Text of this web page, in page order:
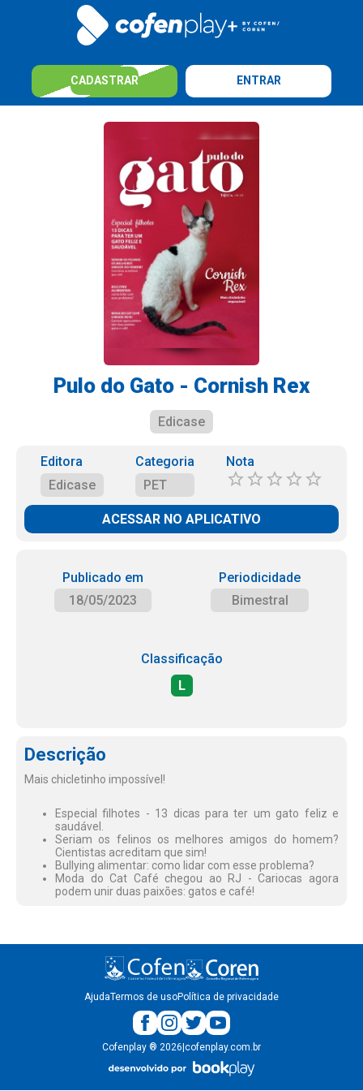
CADASTRAR ENTRAR
Pulo do Gato - Cornish Rex
Edicase
Editora
Edicase
Categoria
PET
Nota
ACESSAR NO APLICATIVO
Publicado em
18/05/2023
Periodicidade
Bimestral
Classificação
L
Descrição
Mais chicletinho impossível!
Especial filhotes - 13 dicas para ter um gato feliz e
saudável.
Seriam os felinos os melhores amigos do homem?
Cientistas acreditam que sim!
Bullying alimentar: como lidar com esse problema?
Moda do Cat Café chegou ao RJ - Cariocas agora
podem unir duas paixões: gatos e café!
AjudaTermos de usoPolítica de privacidade
Cofenplay ® 2026 cofenplay.com.br